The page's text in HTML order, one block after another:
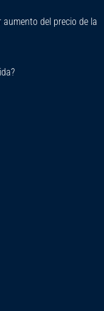
del precio de la